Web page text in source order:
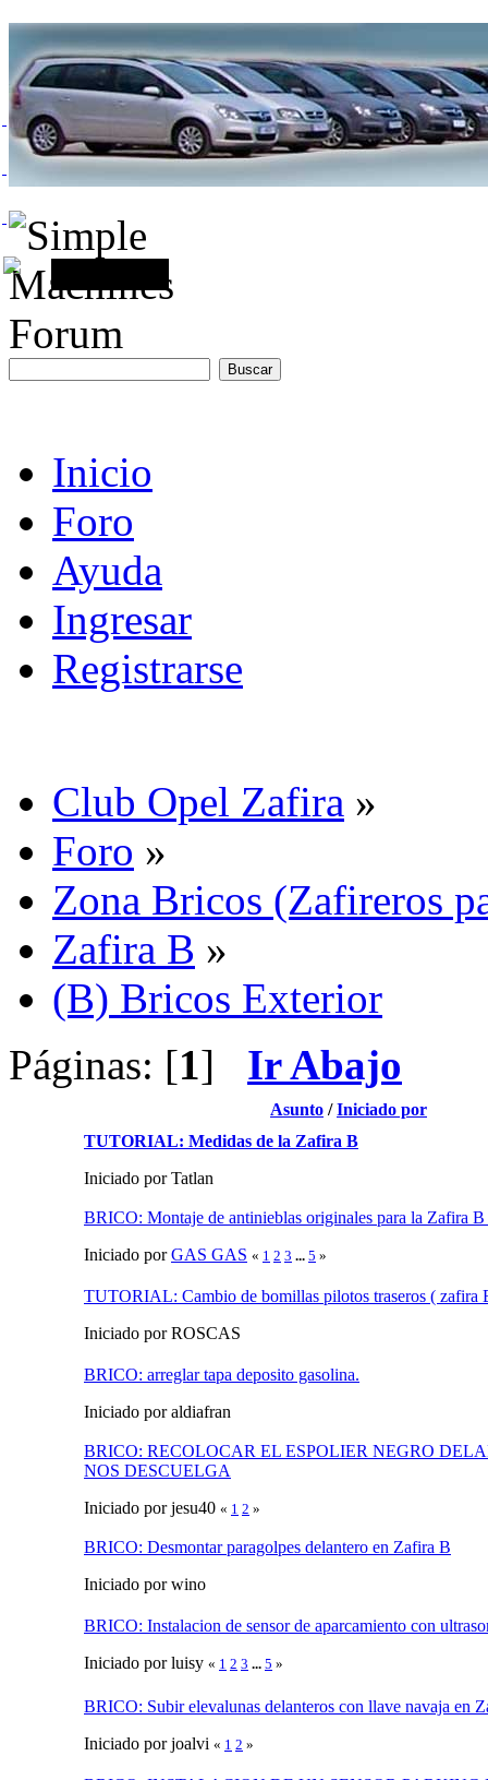
Inicio
Foro
Ayuda
Ingresar
Registrarse
Club Opel Zafira »
Foro »
Zona Bricos (Zafireros
Zafira B »
(B) Bricos Exterior
Páginas: [1] Ir Abajo
Asunto /Iniciado por
TUTORIAL: Medidas de la Zafira B
Iniciado por Tatlan
BRICO: Montaje de antinieblas originales para la Zafira
Iniciado porGAS GAS « 1 2 3 ... 5 »
TUTORIAL: Cambio de bomillas pilotos traseros ( zafira
Iniciado por ROSCAS
BRICO: arreglar tapa deposito gasolina.
Iniciado por aldiafran
BRICO: RECOLOCAR EL ESPOLIER NEGRO
NOS DESCUELGA
Iniciado por jesu40 « 1 2 »
BRICO: Desmontar paragolpes delantero en Zafira B
Iniciado por wino
BRICO: Instalacion de sensor de aparcamiento con
Iniciado por luisy « 1 2 3 ... 5 »
BRICO: Subir elevalunas delanteros con llave navaja en
Iniciado por joalvi « 1 2 »